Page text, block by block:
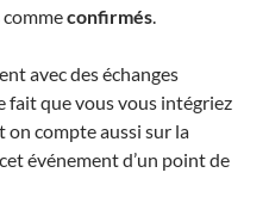
commeconfirmés.
avec des échanges
fait que vous vous intégriez
on compte aussi sur la
événement d’un point de